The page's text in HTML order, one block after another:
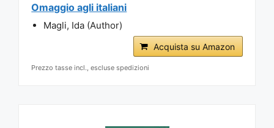
Omaggio agli italiani
Magli, Ida (Author)
Acquista su Amazon
Prezzo tasse incl., escluse spedizioni